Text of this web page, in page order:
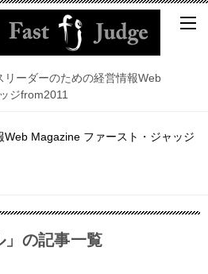
リーダーのための経営情報Web
ジfrom2011
Web Magazine ファースト・ジャッジ
」の記事一覧